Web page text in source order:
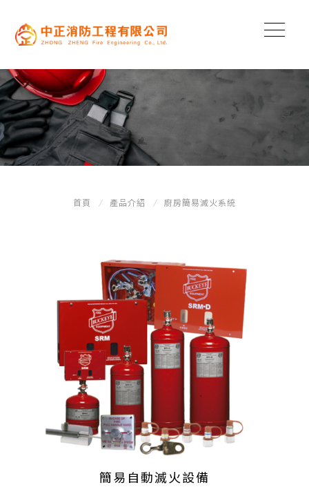
首頁 產品介紹 廚房簡易滅火系統
簡易自動滅火設備